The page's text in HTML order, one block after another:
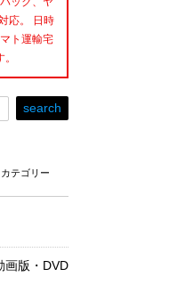
応。 日時
ト運輸宅
search
カテゴリー
画版・DVD